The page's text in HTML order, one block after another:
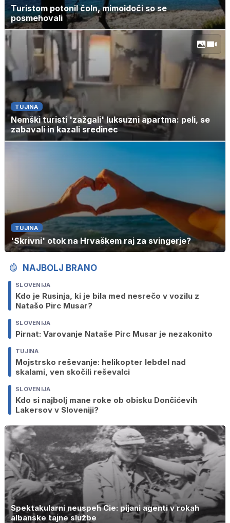
Turistom potonil čoln, mimoidoči so se
posmehovali
TUJINA
Nemški turisti 'zažgali' luksuzni apartma: peli, se
zabavali in kazali sredinec
TUJINA
'Skrivni' otok na Hrvaškem raj za svingerje?
NAJBOLJ BRANO
SLOVENIJA
Kdo je Rusinja, ki je bila med nesrečo v vozilu z
Natašo Pirc Musar?
SLOVENIJA
Pirnat: Varovanje Nataše Pirc Musar je nezakonito
TUJINA
Mojstrsko reševanje: helikopter lebdel nad
skalami, ven skočili reševalci
SLOVENIJA
Kdo si najbolj mane roke ob obisku Dončićevih
Lakersov v Sloveniji?
Spektakularni neuspeh Cie: pijani agenti v rokah
albanske tajne službe